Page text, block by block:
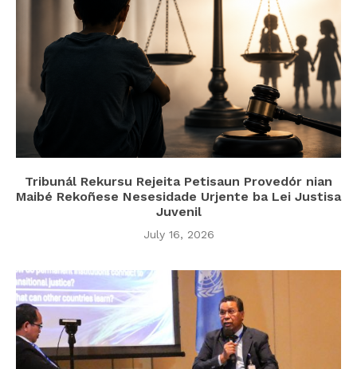
Tribunál Rekursu Rejeita Petisaun Provedór nian
Maibé Rekoñese Nesesidade Urjente ba Lei Justisa
Juvenil
July 16, 2026